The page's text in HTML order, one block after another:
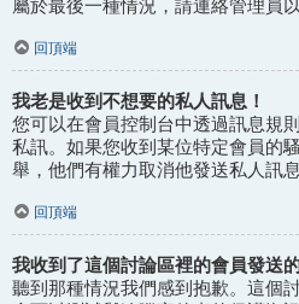
屬於最後一種情況，請連絡管理員
回頂端
我老是收到不想要的私人訊息！
您可以在會員控制台中透過訊息規
私訊。如果您收到某位特定會員的
舉，他們有權力取消他發送私人訊息
回頂端
我收到了這個討論區裡的會員發送
聽到那種情況我們感到抱歉。這個